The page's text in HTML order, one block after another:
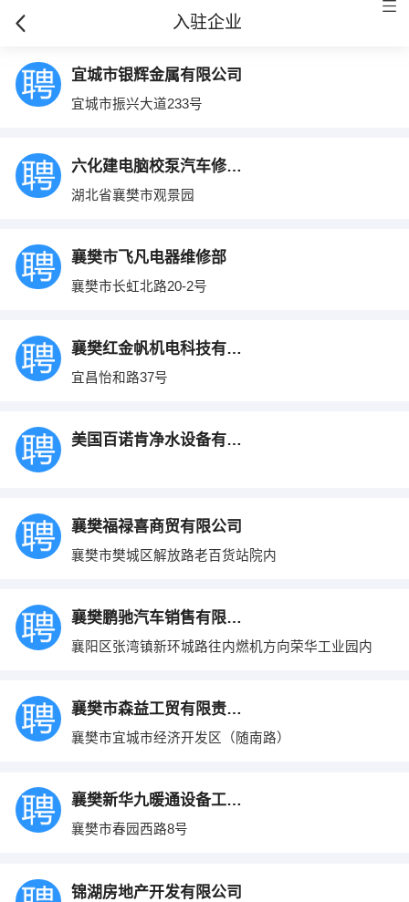
入驻企业
宜城市银辉金属有限公司
宜城市振兴大道233号
六化建电脑校泵汽车修理厂
湖北省襄樊市观景园
襄樊市飞凡电器维修部
襄樊市长虹北路20-2号
襄樊红金帆机电科技有限公司
宜昌怡和路37号
美国百诺肯净水设备有限公司襄樊办事处
襄樊福禄喜商贸有限公司
襄樊市樊城区解放路老百货站院内
襄樊鹏驰汽车销售有限公司
襄阳区张湾镇新环城路往内燃机方向荣华工业园内
襄樊市森益工贸有限责任公司
襄樊市宜城市经济开发区（随南路）
襄樊新华九暖通设备工程有限公司
襄樊市春园西路8号
锦湖房地产开发有限公司